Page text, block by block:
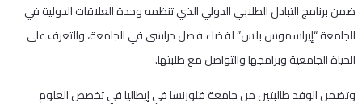
ضمن برنامج التبادل الطلابي الدولي الذي تنظمه وحدة العلاقات الدولية في
الجامعة “إيراسموس بلس” لقضاء فصل دراسي في الجامعة، والتعرف على
الحياة الجامعية وبرامجها والتواصل مع طلبتها.
وتضمن الوفد طالبتين من جامعة فلورنسا في إيطاليا في تخصص العلوم